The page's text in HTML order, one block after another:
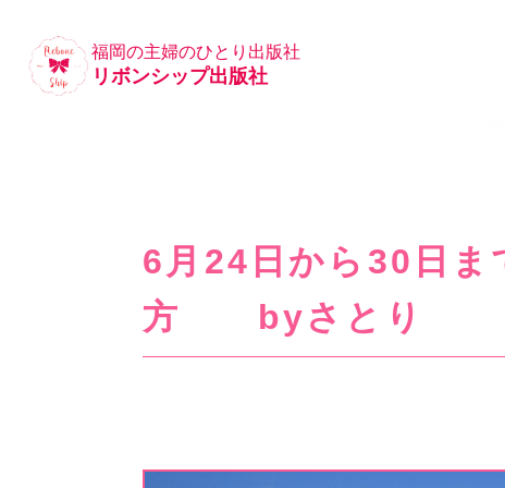
福岡の主婦のひとり出版社
リボンシップ出版社
6月24日から30日ま
方 byさとり